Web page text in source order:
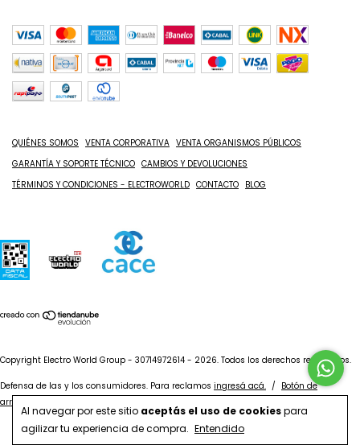
Al navegar por este sitio aceptás el uso de cookiespara
agilizar tu experiencia de compra. Entendido
QUIÉNES SOMOS VENTA CORPORATIVA VENTA ORGANISMOS PÚBLICOS
GARANTÍA Y SOPORTE TÉCNICO CAMBIOS Y DEVOLUCIONES
TÉRMINOS Y CONDICIONES - ELECTROWORLD CONTACTO BLOG
Copyright Electro World Group - 30714972614 - 2026. Todos los derechos reservados.
Defensa de las y los consumidores. Para reclamos ingresá acá. / Botón de
arrepentimiento